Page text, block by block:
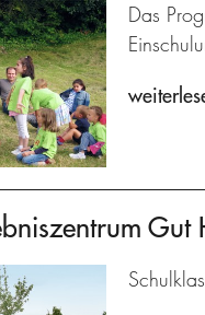
Das
Gut